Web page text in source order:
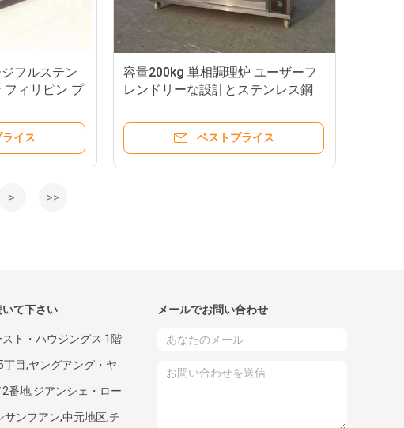
フルステン
フィリピン プ
イス
容量200kg 単相調理炉 ユーザーフ
レンドリーな設計とステンレス鋼
ベストプライス
> >>
て下さい
スト・ハウジングス 1階
丁目,ヤングアング・ヤ
2番地,ジアンシェ・ロー
サンフアン,中元地区,チ
メールでお問い合わせ